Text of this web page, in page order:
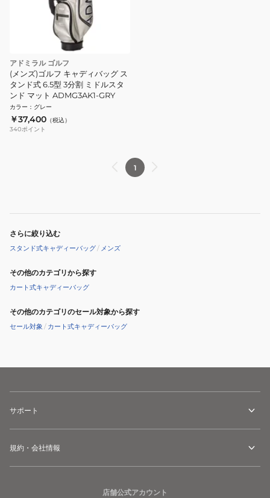
アドミラル ゴルフ
(メンズ)ゴルフ キャディバッグ ス
タンド式 6.5型 3分割 ミドルスタ
ンド マット ADMG3AK1-GRY
カラー ： グレー
￥37,400 （税込）
340ポイント
1
さらに絞り込む
スタンド式キャディーバッグ/ メンズ
その他のカテゴリから探す
カート式キャディーバッグ
その他のカテゴリのセール対象から探す
セール対象 / カート式キャディーバッグ
サポート
規約・会社情報
店舗公式アカウント